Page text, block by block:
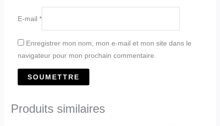
E-mail *
Enregistrer mon nom, mon e-mail et mon site dans le
navigateur pour mon prochain commentaire.
Produits similaires